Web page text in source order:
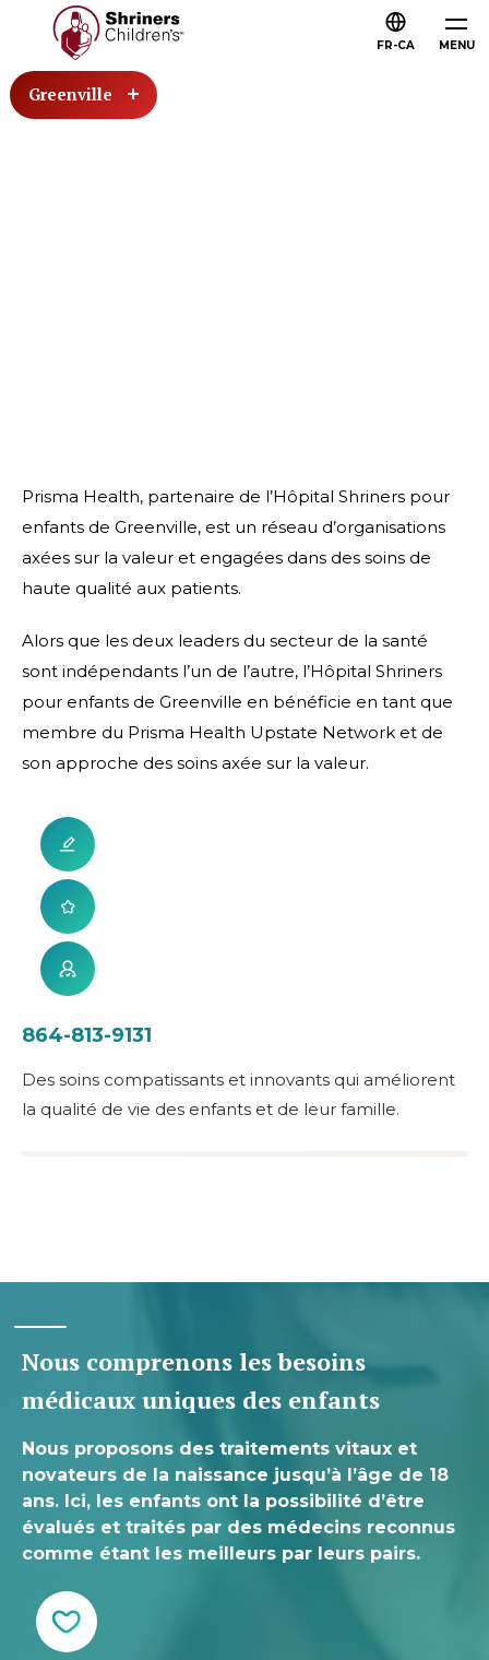
MENU
FR-CA
Greenville
Prisma Health, partenaire de l’Hôpital Shriners pour
enfants de Greenville, est un réseau d’organisations
axées sur la valeur et engagées dans des soins de
haute qualité aux patients.
Alors que les deux leaders du secteur de la santé
sont indépendants l’un de l’autre, l’Hôpital Shriners
pour enfants de Greenville en bénéficie en tant que
membre du Prisma Health Upstate Network et de
son approche des soins axée sur la valeur.
864-813-9131
Des soins compatissants et innovants qui améliorent
la qualité de vie des enfants et de leur famille.
Nous comprenons les besoins
médicaux uniques des enfants
Nous proposons des traitements vitaux et
novateurs de la naissance jusqu’à l’âge de 18
ans. Ici, les enfants ont la possibilité d’être
évalués et traités par des médecins reconnus
comme étant les meilleurs par leurs pairs.